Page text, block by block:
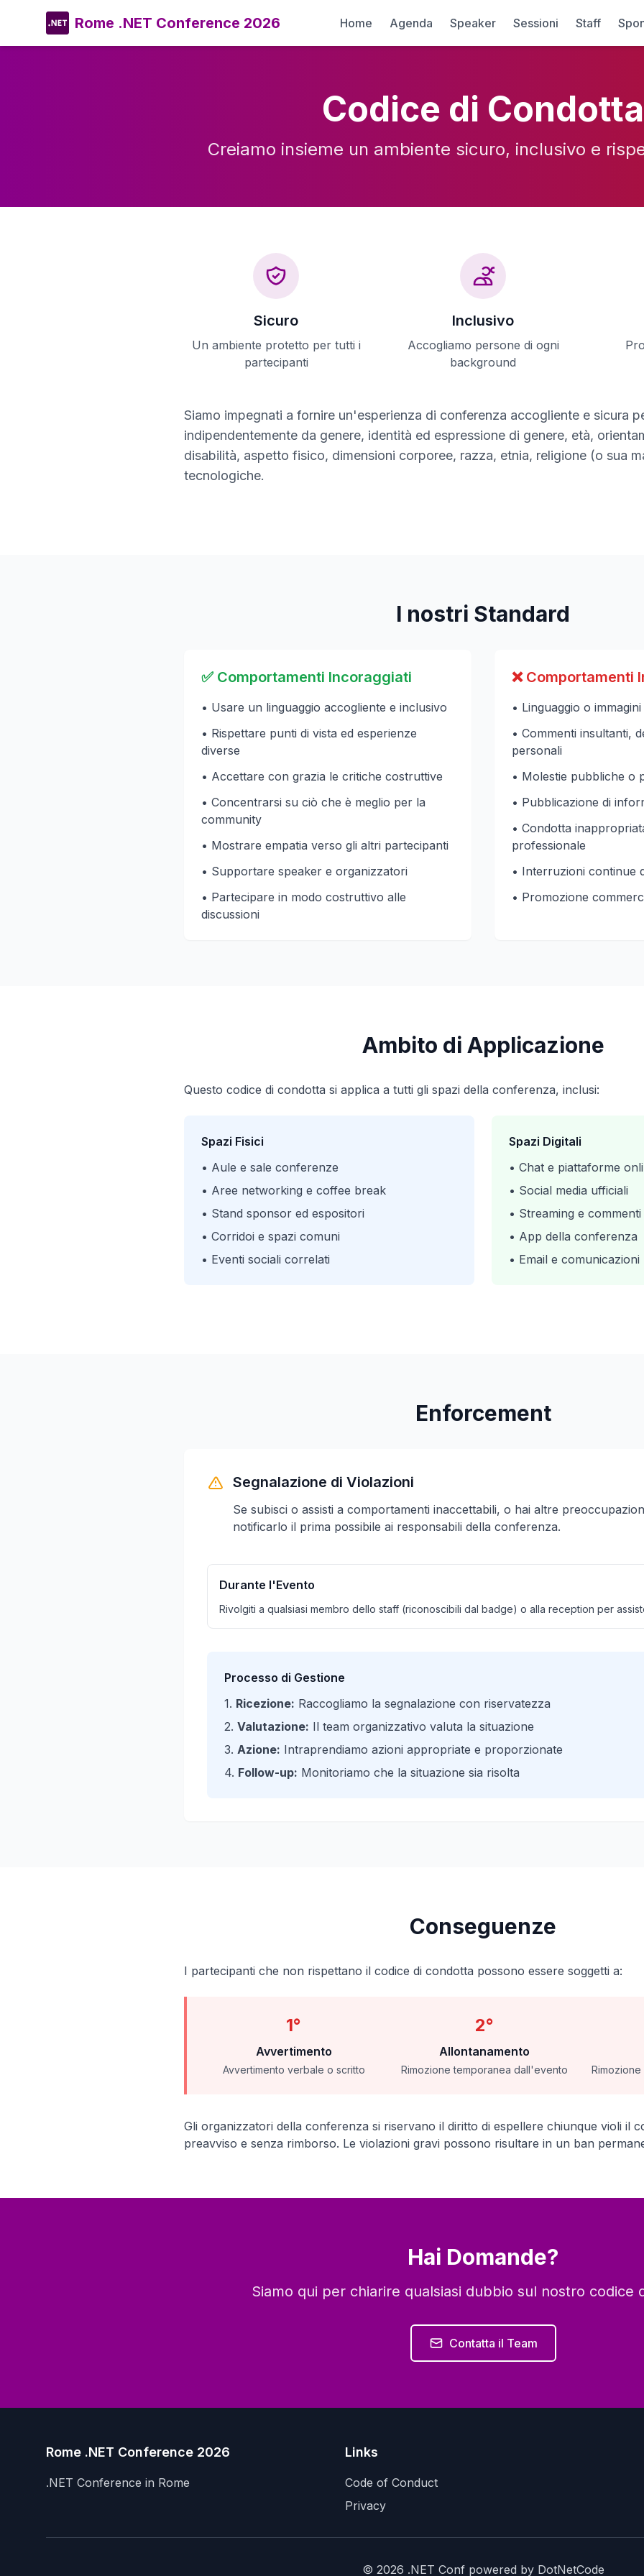
Rome .NET Conference 2026 Home Agenda Speaker Sessioni Staff
Codice di Condotta
Creiamo insieme un ambiente sicuro, inclusivo e
Sicuro
Un ambiente protetto per tutti i
partecipanti
Inclusivo
Accogliamo persone di ogni
background
Siamo impegnati a fornire un'esperienza di conferenza accogliente e sicura
indipendentemente da genere, identità ed espressione di genere, età,
disabilità, aspetto fisico, dimensioni corporee, razza, etnia, religione (o sua
tecnologiche.
I nostri Standard
✅ Comportamenti Incoraggiati
• Usare un linguaggio accogliente e inclusivo
• Rispettare punti di vista ed esperienze
diverse
• Accettare con grazia le critiche costruttive
• Concentrarsi su ciò che è meglio per la
community
• Mostrare empatia verso gli altri partecipanti
• Supportare speaker e organizzatori
• Partecipare in modo costruttivo alle
discussioni
❌ Comportamenti
• Linguaggio o
• Commenti insultanti,
personali
• Molestie pubbliche o
• Pubblicazione di
• Condotta
professionale
• Interruzioni continue
• Promozione
Ambito di Applicazione
Questo codice di condotta si applica a tutti gli spazi della conferenza, inclusi:
Spazi Fisici
• Aule e sale conferenze
• Aree networking e coffee break
• Stand sponsor ed espositori
• Corridoi e spazi comuni
• Eventi sociali correlati
Spazi Digitali
• Chat e piattaforme
• Social media ufficiali
• Streaming e commenti
• App della conferenza
• Email e comunicazioni
Enforcement
Segnalazione di Violazioni
Se subisci o assisti a comportamenti inaccettabili, o hai altre
notificarlo il prima possibile ai responsabili della conferenza.
Durante l'Evento
Rivolgiti a qualsiasi membro dello staff (riconoscibili dal badge) o alla reception per
Processo di Gestione
1. Ricezione: Raccogliamo la segnalazione con riservatezza
2. Valutazione: Il team organizzativo valuta la situazione
3. Azione: Intraprendiamo azioni appropriate e proporzionate
4. Follow-up: Monitoriamo che la situazione sia risolta
Conseguenze
I partecipanti che non rispettano il codice di condotta possono essere soggetti a:
1°
Avvertimento
Avvertimento verbale o scritto
2°
Allontanamento
Rimozione temporanea dall'evento
Gli organizzatori della conferenza si riservano il diritto di espellere chiunque violi il
preavviso e senza rimborso. Le violazioni gravi possono risultare in un ban
Hai Domande?
Siamo qui per chiarire qualsiasi dubbio sul nostro codice
Contatta il Team
Rome .NET Conference 2026
.NET Conference in Rome
Links
Code of Conduct
Privacy
© 2026 .NET Conf powered by DotNetCode